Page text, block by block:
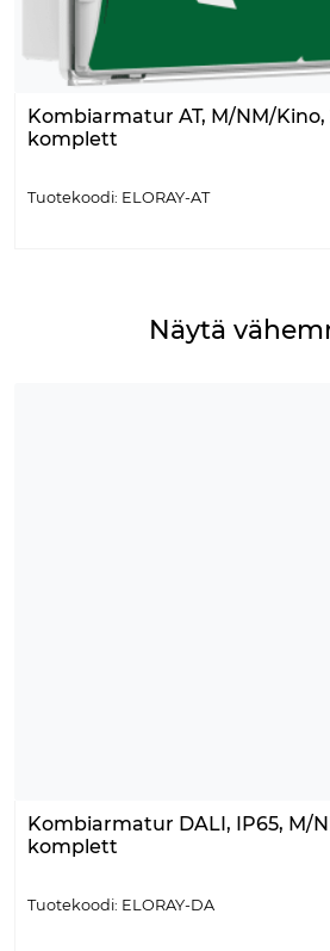
Kombiarmatur AT, M/NM/Kino,
komplett
Tuotekoodi: ELORAY-AT
Näytä
Kombiarmatur DALI, IP65, M/
komplett
Tuotekoodi: ELORAY-DA